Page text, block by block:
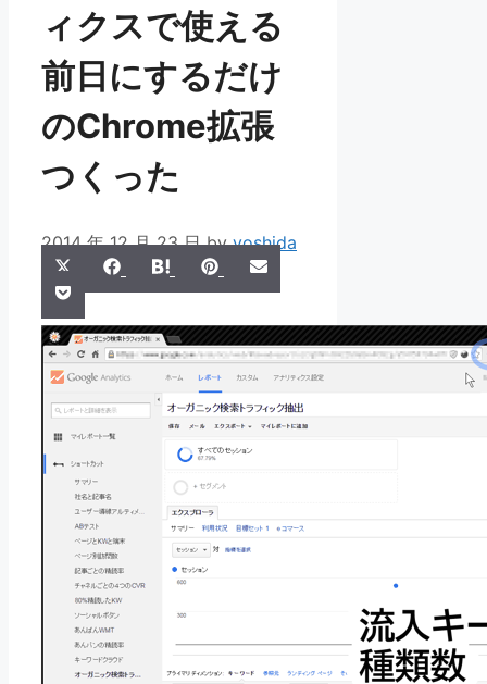
ィクスで使える
前日にするだけ
のChrome拡張
つくった
2014 年 12 月 23 日 byyoshida
Share
on
(Twitter)
Share
on
Facebook
Share
on
Hatena Share
on
PinterestShare
on
Share
on
Pocket